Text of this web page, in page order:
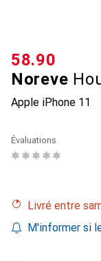
Noreve
Apple iPhone 11
CHF
58.90
Évaluations
Livré entre
M'informer si